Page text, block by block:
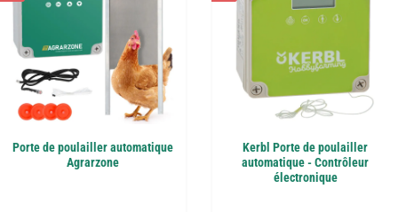
Porte de poulailler automatique
Agrarzone
Kerbl Porte de poulailler
automatique - Contrôleur
électronique